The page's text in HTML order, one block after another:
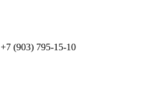
+7 (903) 795-15-10